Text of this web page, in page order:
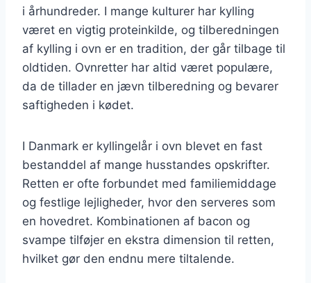
i århundreder. I mange kulturer har kylling
været en vigtig proteinkilde, og tilberedningen
af kylling i ovn er en tradition, der går tilbage til
oldtiden. Ovnretter har altid været populære,
da de tillader en jævn tilberedning og bevarer
saftigheden i kødet.
I Danmark er kyllingelår i ovn blevet en fast
bestanddel af mange husstandes opskrifter.
Retten er ofte forbundet med familiemiddage
og festlige lejligheder, hvor den serveres som
en hovedret. Kombinationen af bacon og
svampe tilføjer en ekstra dimension til retten,
hvilket gør den endnu mere tiltalende.